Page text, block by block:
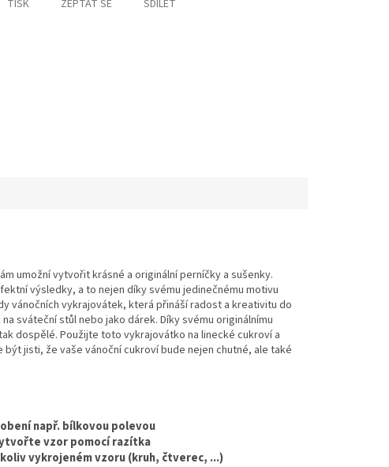
TISK ZEPTAT SE SDÍLET
umožní vytvořit krásné a originální perníčky a sušenky.
výsledky, a to nejen díky svému jedinečnému motivu
vánočních vykrajovátek, která přináší radost a kreativitu do
sváteční stůl nebo jako dárek. Díky svému originálnímu
dospělé. Použijte toto vykrajovátko na linecké cukroví a
jisti, že vaše vánoční cukroví bude nejen chutné, ale také
např. bílkovou polevou
vzor pomocí razítka
vykrojeném vzoru (kruh, čtverec, ...)